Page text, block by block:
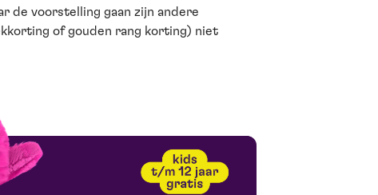
de voorstelling gaan zijn andere
of gouden rang korting) niet